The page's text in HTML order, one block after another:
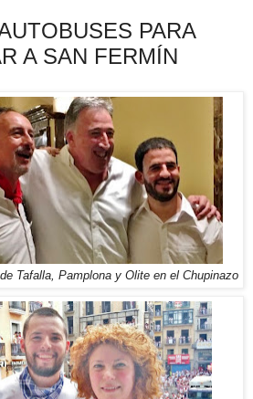
PARA
A SAN FERMÍN
Tafalla, Pamplona y Olite en el Chupinazo